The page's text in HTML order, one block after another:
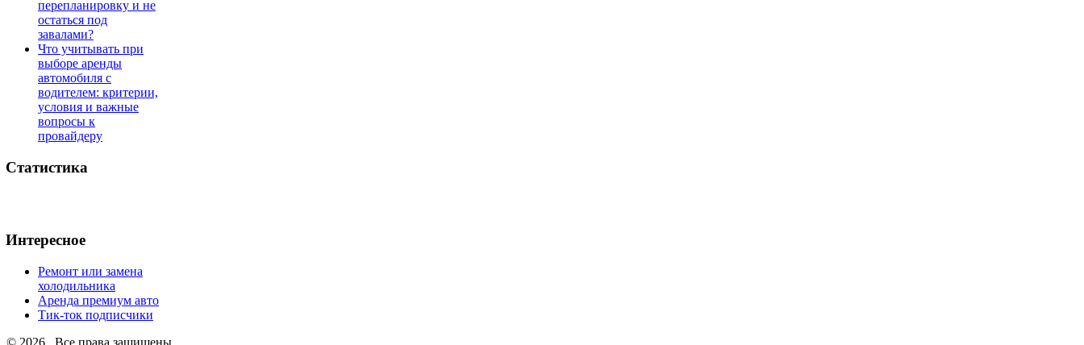
перепланировку и не
остаться под
завалами?
Что учитывать при
выборе аренды
автомобиля с
водителем: критерии,
условия и важные
вопросы к
провайдеру
Статистика
Интересное
Ремонт или замена
холодильника
Аренда премиум авто
Тик-ток подписчики
© 2026 . Все права защищены.